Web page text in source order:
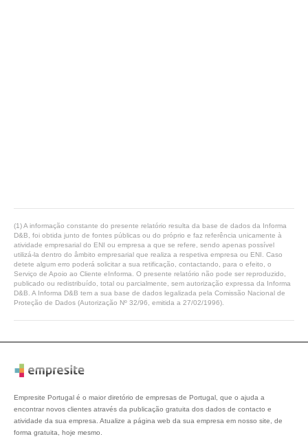
(1) A informação constante do presente relatório resulta da base de dados da Informa
D&B, foi obtida junto de fontes públicas ou do próprio e faz referência unicamente à
atividade empresarial do ENI ou empresa a que se refere, sendo apenas possível
utilizá-la dentro do âmbito empresarial que realiza a respetiva empresa ou ENI. Caso
detete algum erro poderá solicitar a sua retificação, contactando, para o efeito, o
Serviço de Apoio ao Cliente eInforma. O presente relatório não pode ser reproduzido,
publicado ou redistribuído, total ou parcialmente, sem autorização expressa da Informa
D&B. A Informa D&B tem a sua base de dados legalizada pela Comissão Nacional de
Proteção de Dados (Autorização Nº 32/96, emitida a 27/02/1996).
Empresite Portugal é o maior diretório de empresas de Portugal, que o ajuda a
encontrar novos clientes através da publicação gratuita dos dados de contacto e
atividade da sua empresa. Atualize a página web da sua empresa em nosso site, de
forma gratuita, hoje mesmo.